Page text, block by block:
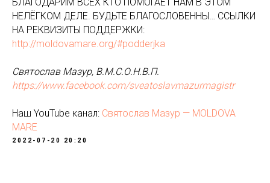
БЛАГОДАРИМ ВСЕХ КТО ПОМОГАЕТ НАМ В ЭТОМ
НЕЛЁГКОМ ДЕЛЕ. БУДЬТЕ БЛАГОСЛОВЕННЫ… ССЫЛКИ
НА РЕКВИЗИТЫ ПОДДЕРЖКИ:
http://moldovamare.org/#podderjka
Святослав Мазур, В.М.С.О.Н.В.П.
https://www.facebook.com/sveatoslavmazurmagistr
Наш YouTube канал: Святослав Мазур — MOLDOVA
MARE
2022-07-20 20:20